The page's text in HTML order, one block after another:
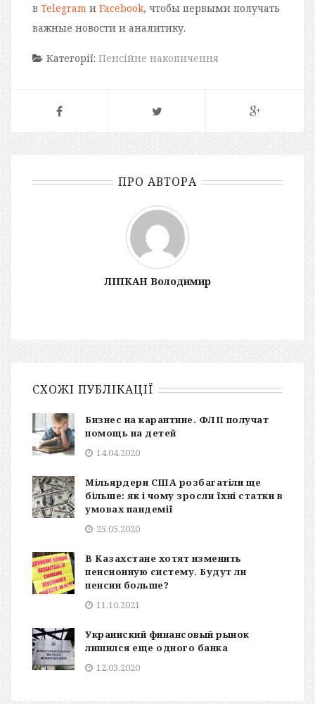
в Telegram и Facebook, чтобы первыми получать
важные новости и аналитику.
Категорії: Пенсійне накопичення
ПРО АВТОРА
ЛІПКАН Володимир
СХОЖІ ПУБЛІКАЦІЇ
Бизнес на карантине. ФЛП получат
помощь на детей
14.04.2020
Мільярдери США розбагатіли ще
більше: як і чому зросли їхні статки в
умовах пандемії
25.05.2020
В Казахстане хотят изменить
пенсионную систему. Будут ли
пенсии больше?
11.10.2021
Украинский финансовый рынок
лишился еще одного банка
12.03.2020